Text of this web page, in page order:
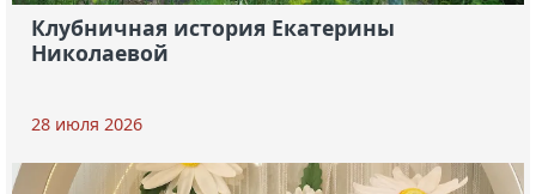
Клубничная история Екатерины
Николаевой
28 июля 2026